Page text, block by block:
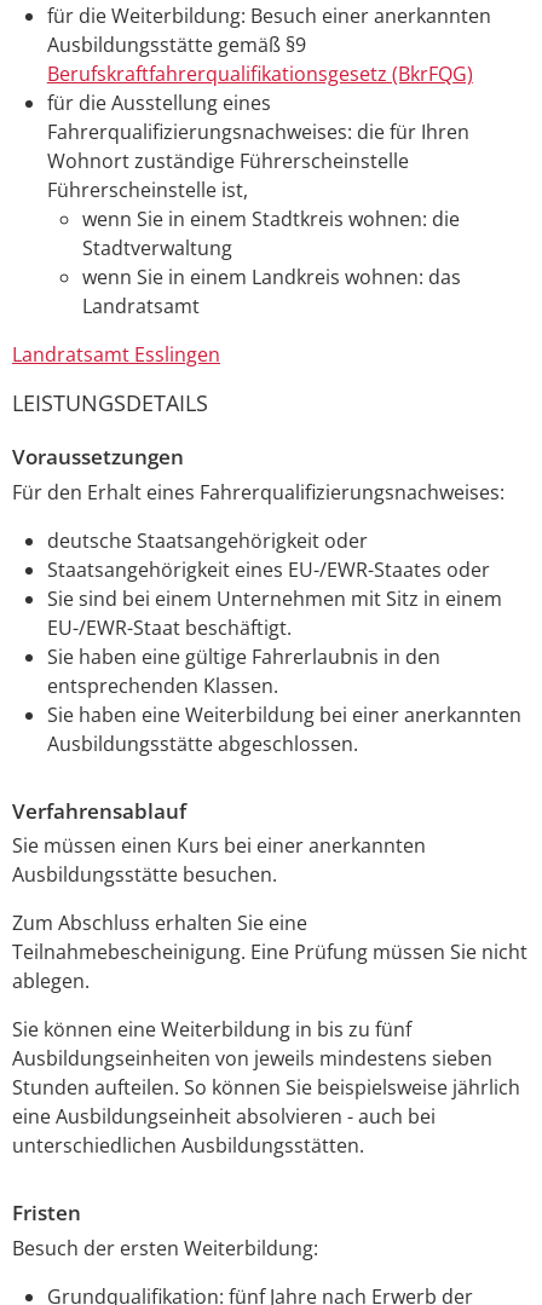
für die Weiterbildung: Besuch einer anerkannten
Ausbildungsstätte gemäß §9
Berufskraftfahrerqualifikationsgesetz (BkrFQG)
für die Ausstellung eines
Fahrerqualifizierungsnachweises: die für Ihren
Wohnort zuständige Führerscheinstelle
Führerscheinstelle ist,
wenn Sie in einem Stadtkreis wohnen: die
Stadtverwaltung
wenn Sie in einem Landkreis wohnen: das
Landratsamt
Landratsamt Esslingen
LEISTUNGSDETAILS
Voraussetzungen
Für den Erhalt eines Fahrerqualifizierungsnachweises:
deutsche Staatsangehörigkeit oder
Staatsangehörigkeit eines EU-/EWR-Staates oder
Sie sind bei einem Unternehmen mit Sitz in einem
EU-/EWR-Staat beschäftigt.
Sie haben eine gültige Fahrerlaubnis in den
entsprechenden Klassen.
Sie haben eine Weiterbildung bei einer anerkannten
Ausbildungsstätte abgeschlossen.
Verfahrensablauf
Sie müssen einen Kurs bei einer anerkannten
Ausbildungsstätte besuchen.
Zum Abschluss erhalten Sie eine
Teilnahmebescheinigung. Eine Prüfung müssen Sie nicht
ablegen.
Sie können eine Weiterbildung in bis zu fünf
Ausbildungseinheiten von jeweils mindestens sieben
Stunden aufteilen. So können Sie beispielsweise jährlich
eine Ausbildungseinheit absolvieren - auch bei
unterschiedlichen Ausbildungsstätten.
Fristen
Besuch der ersten Weiterbildung:
Grundqualifikation: fünf Jahre nach Erwerb der